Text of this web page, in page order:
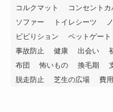
コルクマット
コンセントカ
ソファー
トイレシーツ
ビビりション
ペットゲート
事故防止
健康 出会い
布団
怖いもの 換毛期
脱走防止
芝生の広場 費用